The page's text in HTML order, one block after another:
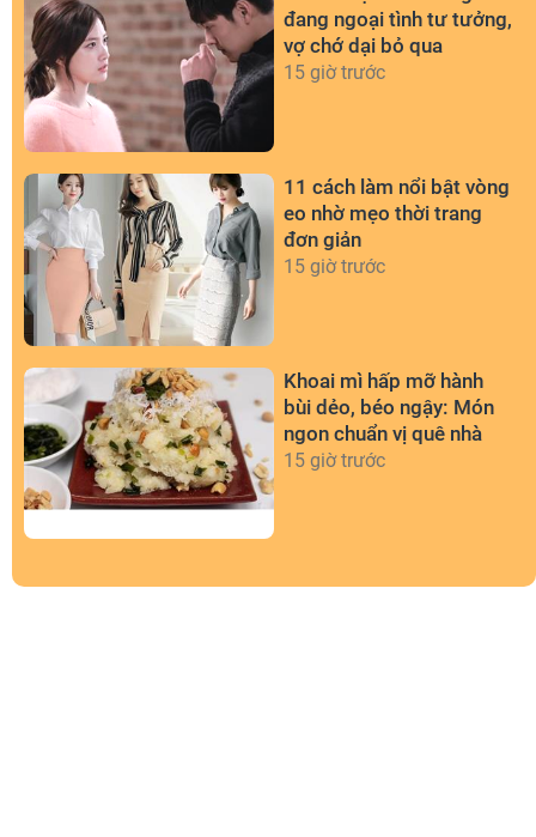
đang ngoại tình tư tưởng,
vợ chớ dại bỏ qua
15 giờ trước
11 cách làm nổi bật vòng
eo nhờ mẹo thời trang
đơn giản
15 giờ trước
Khoai mì hấp mỡ hành
bùi dẻo, béo ngậy: Món
ngon chuẩn vị quê nhà
15 giờ trước